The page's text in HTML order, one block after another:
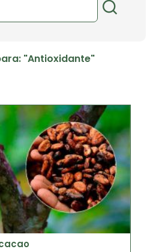
"Antioxidante"